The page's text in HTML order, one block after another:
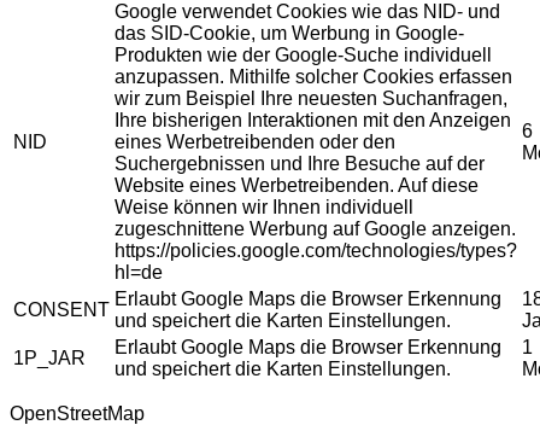
NID
Google verwendet Cookies wie das NID- und
das SID-Cookie, um Werbung in Google-
Produkten wie der Google-Suche individuell
anzupassen. Mithilfe solcher Cookies erfassen
wir zum Beispiel Ihre neuesten Suchanfragen,
Ihre bisherigen Interaktionen mit den Anzeigen
eines Werbetreibenden oder den
Suchergebnissen und Ihre Besuche auf der
Website eines Werbetreibenden. Auf diese
Weise können wir Ihnen individuell
zugeschnittene Werbung auf Google anzeigen.
https://policies.google.com/technologies/types?
hl=de
6
CONSENT
Erlaubt Google Maps die Browser Erkennung
und speichert die Karten Einstellungen.
1P_JAR
Erlaubt Google Maps die Browser Erkennung
und speichert die Karten Einstellungen.
1
OpenStreetMap